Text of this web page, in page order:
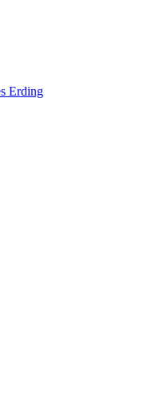
Erding